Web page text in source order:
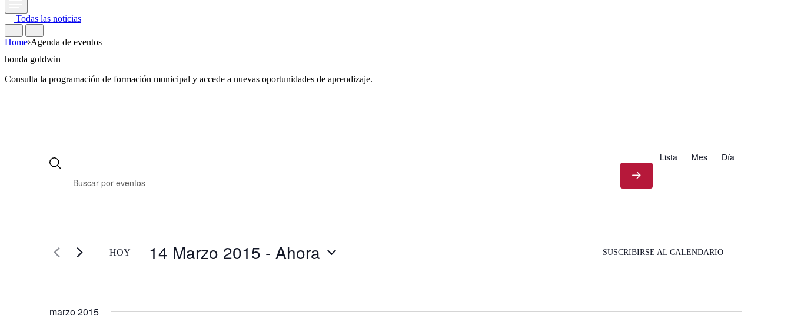
Todas las noticias
Home Agenda de eventos
honda goldwin
Consulta la programación de formación municipal y accede a nuevas oportunidades de aprendizaje.
Lista Mes Día
HOY 14 Marzo 2015 - Ahora SUSCRIBIRSE AL CALENDARIO
marzo 2015